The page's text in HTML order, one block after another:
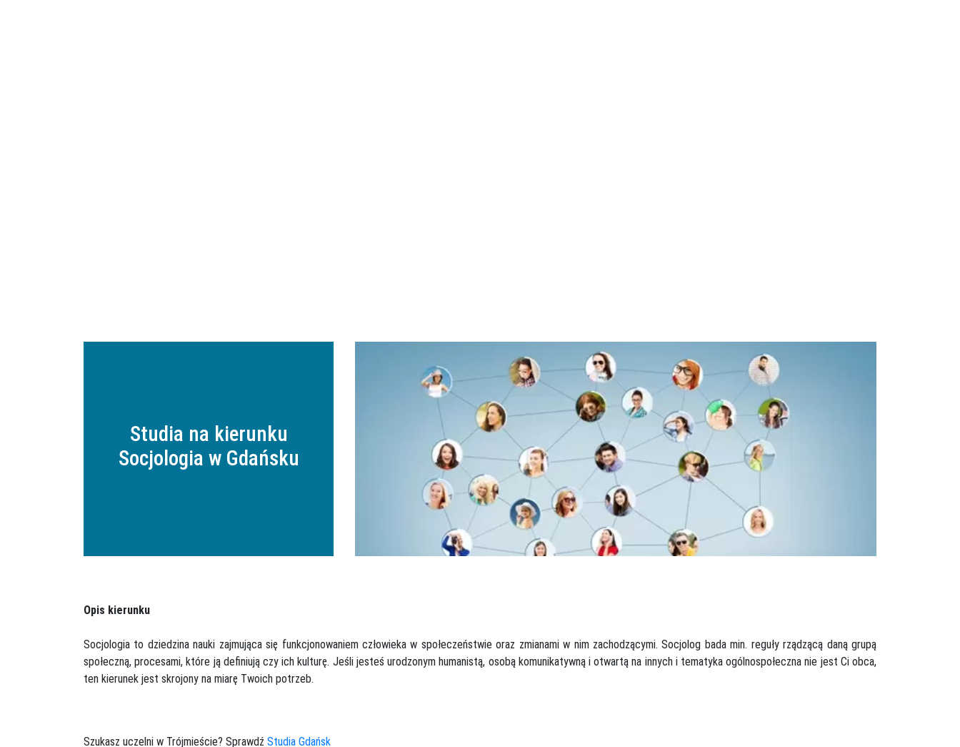
Studia na kierunku
Socjologia w Gdańsku
Opis kierunku
Socjologia to dziedzina nauki zajmująca się funkcjonowaniem człowieka w społeczeństwie oraz zmianami w nim zachodzącymi. Socjolog bada min. reguły rządzącą daną grupą
społeczną, procesami, które ją definiują czy ich kulturę. Jeśli jesteś urodzonym humanistą, osobą komunikatywną i otwartą na innych i tematyka ogólnospołeczna nie jest Ci obca,
ten kierunek jest skrojony na miarę Twoich potrzeb.
Szukasz uczelni w Trójmieście? Sprawdź Studia Gdańsk